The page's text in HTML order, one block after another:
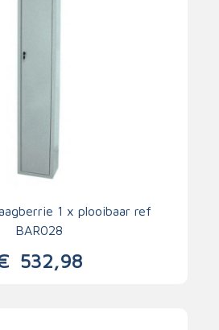
1 x plooibaar ref
BAR028
532,98